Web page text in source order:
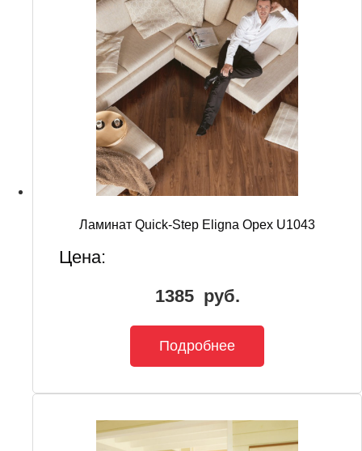
Ламинат Quick-Step Eligna Орех U1043
Цена:
1385 руб.
Подробнее